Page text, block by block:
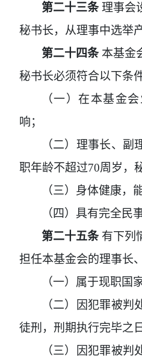
第二十三条 理事会
秘书长，从理事中选举产
第二十四条 本基金
秘书长必须符合以下条件
（一）在本基金
响；
（二）理事长、副
职年龄不超过70周岁，
（三）身体健康，
（四）具有完全民
第二十五条 有下列
担任本基金会的理事长
（一）属于现职国
（二）因犯罪被判
徒刑，刑期执行完毕之
（三）因犯罪被判